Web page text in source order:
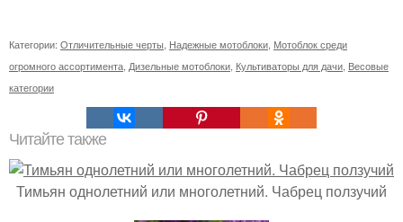
Категории: Отличительные черты Надежные мотоблоки Мотоблок среди
огромного ассортимента Дизельные мотоблоки Культиваторы для дачи Весовые
категории
Читайте также
Тимьян однолетний или многолетний. Чабрец ползучий